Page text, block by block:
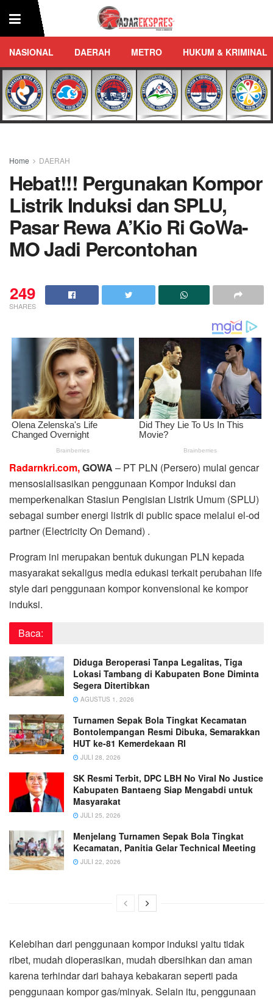
NASIONAL DAERAH METRO HUKUM & KRIMINAL
Home DAERAH
Hebat!!! Pergunakan Kompor
Listrik Induksi dan SPLU,
Pasar Rewa A’Kio Ri GoWa-
MO Jadi Percontohan
249
SHARES
Radarnkri.com,GOWA – PT PLN (Persero) mulai gencar
mensosialisasikan penggunaan Kompor Induksi dan
memperkenalkan Stasiun Pengisian Listrik Umum (SPLU)
sebagai sumber energi listrik di public space melalui el-od
partner (Electricity On Demand) .
Program ini merupakan bentuk dukungan PLN kepada
masyarakat sekaligus media edukasi terkait perubahan life
style dari penggunaan kompor konvensional ke kompor
induksi.
Baca:
Diduga Beroperasi Tanpa Legalitas, Tiga
Lokasi Tambang di Kabupaten Bone Diminta
Segera Ditertibkan
AGUSTUS 1, 2026
Turnamen Sepak Bola Tingkat Kecamatan
Bontolempangan Resmi Dibuka, Semarakkan
HUT ke-81 Kemerdekaan RI
JULI 28, 2026
SK Resmi Terbit, DPC LBH No Viral No Justice
Kabupaten Bantaeng Siap Mengabdi untuk
Masyarakat
JULI 25, 2026
Menjelang Turnamen Sepak Bola Tingkat
Kecamatan, Panitia Gelar Technical Meeting
JULI 22, 2026
Kelebihan dari penggunaan kompor induksi yaitu tidak
ribet, mudah dioperasikan, mudah dbersihkan dan aman
karena terhindar dari bahaya kebakaran seperti pada
penggunaan kompor gas/minyak. Selain itu, penggunaan